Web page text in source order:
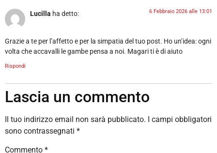
Lucilla ha detto: 6 Febbraio 2026 alle 13:01
Grazie a te per l’affetto e per la simpatia del tuo post. Ho un’idea: ogni
volta che accavalli le gambe pensa a noi. Magari ti è di aiuto
Rispondi
Lascia un commento
Il tuo indirizzo email non sarà pubblicato. I campi obbligatori
sono contrassegnati *
Commento *